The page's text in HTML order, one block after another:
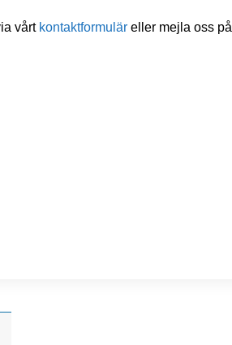
vårt kontaktformulär eller mejla oss på